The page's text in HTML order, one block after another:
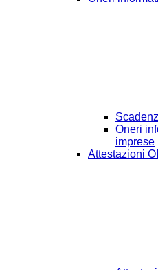
Oneri
imprese
Attestazioni